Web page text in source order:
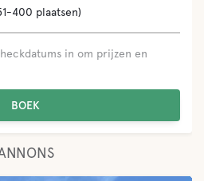
400 plaatsen)
in om prijzen en
BOEK